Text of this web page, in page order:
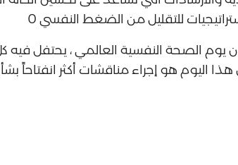
النفسية العالمي ، يحتفل فيه كل عام في يوم 10 أكتوبر لإذكاء الوعي
اليوم هو إجراء مناقشات أكثر انفتاحاً